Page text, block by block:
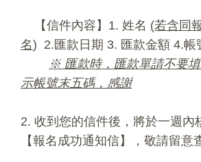
【信件內容】1. 姓名 (若含同
名) 2.匯款日期 3. 匯款金額 4.帳
※ 匯款時，匯款單請不要
示帳號末五碼，感謝
2. 收到您的信件後，將於一週內
【報名成功通知信】，敬請留意